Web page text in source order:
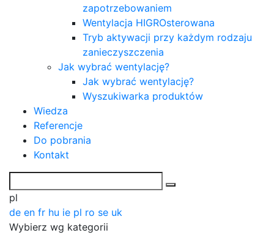
zapotrzebowaniem
Wentylacja HIGROsterowana
Tryb aktywacji przy każdym rodzaju
zanieczyszczenia
Jak wybrać wentylację?
Jak wybrać wentylację?
Wyszukiwarka produktów
Wiedza
Referencje
Do pobrania
Kontakt
pl
de en fr hu ie pl ro se uk
Wybierz wg kategorii